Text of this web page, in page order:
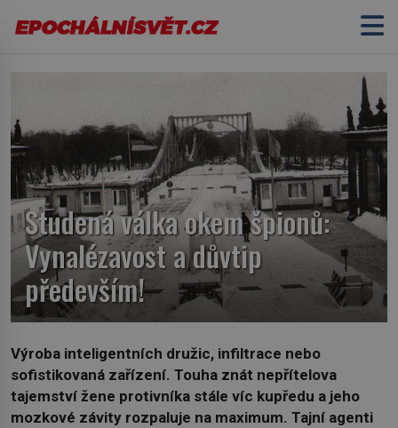
Studená válka okem špionů:
Vynalézavost a důvtip
především!
Výroba inteligentních družic, infiltrace nebo
sofistikovaná zařízení. Touha znát nepřítelova
tajemství žene protivníka stále víc kupředu a jeho
mozkové závity rozpaluje na maximum. Tajní agenti